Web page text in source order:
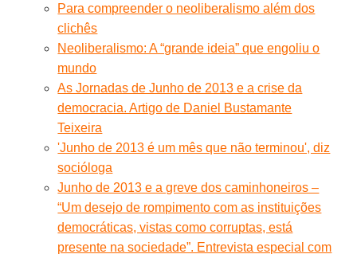
Para compreender o neoliberalismo além dos
clichês
Neoliberalismo: A “grande ideia” que engoliu o
mundo
As Jornadas de Junho de 2013 e a crise da
democracia. Artigo de Daniel Bustamante
Teixeira
'Junho de 2013 é um mês que não terminou', diz
socióloga
Junho de 2013 e a greve dos caminhoneiros –
“Um desejo de rompimento com as instituições
democráticas, vistas como corruptas, está
presente na sociedade”. Entrevista especial com